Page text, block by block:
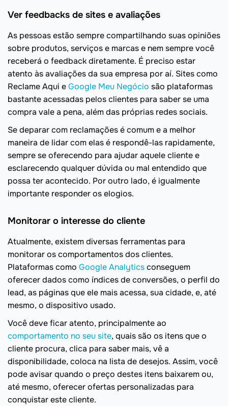
Ver feedbacks de sites e avaliações
As pessoas estão sempre compartilhando suas opiniões
sobre produtos, serviços e marcas e nem sempre você
receberá o feedback diretamente. É preciso estar
atento às avaliações da sua empresa por aí. Sites como
Reclame Aqui eGoogle Meu Negócio são plataformas
bastante acessadas pelos clientes para saber se uma
compra vale a pena, além das próprias redes sociais.
Se deparar com reclamações é comum e a melhor
maneira de lidar com elas é respondê-las rapidamente,
sempre se oferecendo para ajudar aquele cliente e
esclarecendo qualquer dúvida ou mal entendido que
possa ter acontecido. Por outro lado, é igualmente
importante responder os elogios.
Monitorar o interesse do cliente
Atualmente, existem diversas ferramentas para
monitorar os comportamentos dos clientes.
Plataformas como Google Analyticsconseguem
oferecer dados como índices de conversões, o perfil do
lead, as páginas que ele mais acessa, sua cidade, e, até
mesmo, o dispositivo usado.
Você deve ficar atento, principalmente ao
comportamento no seu site, quais são os itens que o
cliente procura, clica para saber mais, vê a
disponibilidade, coloca na lista de desejos. Assim, você
pode avisar quando o preço destes itens baixarem ou,
até mesmo, oferecer ofertas personalizadas para
conquistar este cliente.